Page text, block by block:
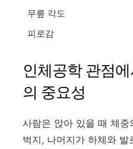
무릎 각도
피로감
인체공학 관점
의 중요성
사람은 앉아 있을 때 체
벅지, 나머지가 하체와 발